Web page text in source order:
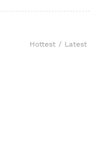
Hottest / Latest